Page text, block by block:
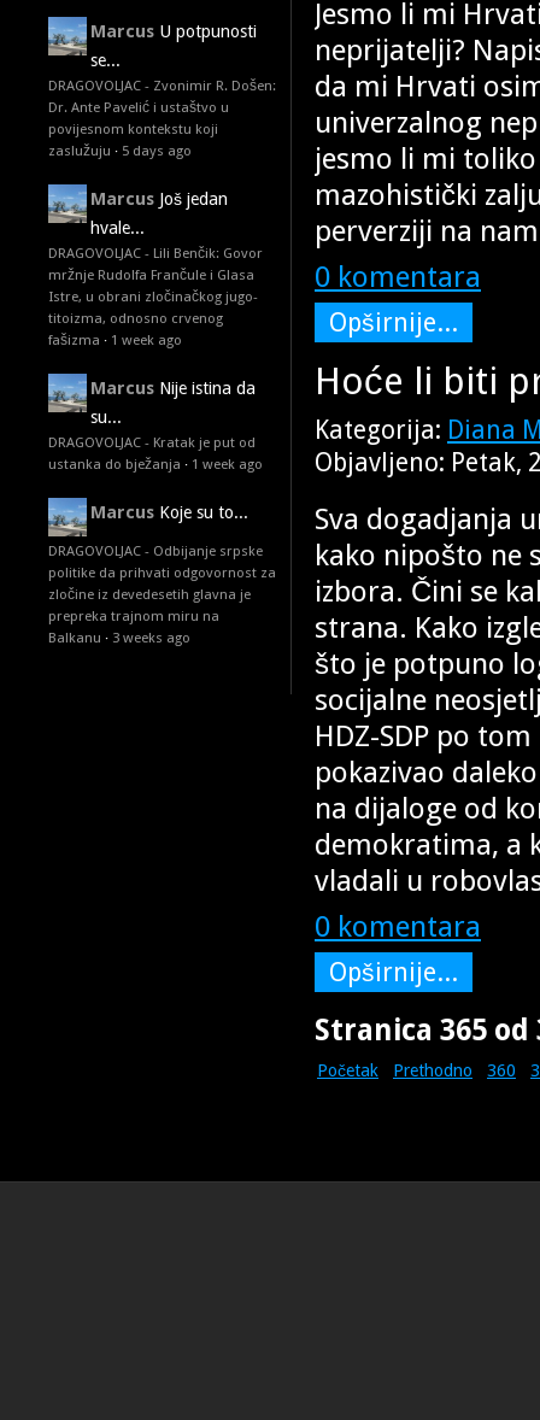
Marcus U potpunosti
se...
DRAGOVOLJAC - Zvonimir R. Došen:
Dr. Ante Pavelić i ustaštvo u
povijesnom kontekstu koji
zaslužuju · 5 days ago
Marcus Još jedan
hvale...
DRAGOVOLJAC - Lili Benčik: Govor
mržnje Rudolfa Frančule i Glasa
Istre, u obrani zločinačkog jugo-
titoizma, odnosno crvenog
fašizma · 1 week ago
Marcus Nije istina da
su...
DRAGOVOLJAC - Kratak je put od
ustanka do bježanja · 1 week ago
Marcus Koje su to...
DRAGOVOLJAC - Odbijanje srpske
politike da prihvati odgovornost za
zločine iz devedesetih glavna je
prepreka trajnom miru na
Balkanu · 3 weeks ago
Jesmo li mi
neprijatelji?
da mi Hrvati
univerzalnog
jesmo li mi
mazohistički
perverziji na
0 komentara
Opširnije...
Hoće li biti
Kategorija: Diana
Objavljeno: Petak,
Sva dogadjanja
kako nipošto ne
izbora. Čini se
strana. Kako
što je potpuno
socijalne
HDZ-SDP po
pokazivao
na dijaloge od
demokratima, a
vladali u
0 komentara
Opširnije...
Stranica 365 od
Početak Prethodno 360